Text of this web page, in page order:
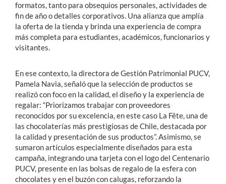
formatos, tanto para obsequios personales, actividades de
fin de año o detalles corporativos. Una alianza que amplía
la oferta de la tienda y brinda una experiencia de compra
más completa para estudiantes, académicos, funcionarios y
visitantes.
En ese contexto, la directora de Gestión Patrimonial PUCV,
Pamela Navia, señaló que la selección de productos se
realizó con foco en la calidad, el diseño y la experiencia de
regalar: “Priorizamos trabajar con proveedores
reconocidos por su excelencia, en este caso La Fête, una de
las chocolaterías más prestigiosas de Chile, destacada por
la calidad y presentación de sus productos”. Asimismo, se
sumaron artículos especialmente diseñados para esta
campaña, integrando una tarjeta con el logo del Centenario
PUCV, presente en las bolsas de regalo de la esfera con
chocolates y en el buzón con calugas, reforzando la